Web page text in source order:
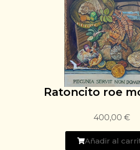
Ratoncito roe
400,00 €
Añadir al